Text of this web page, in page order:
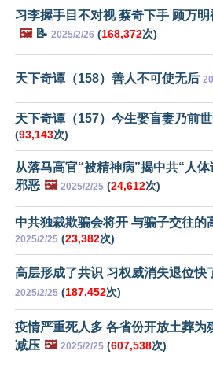
习李握手目不对视 蔡奇下手 顾万明
🖼️📝 2025/2/26 (168,372次)
天下奇谭（158）善人不可使无后
天下奇谭（157）今生娶盲妻乃前
(93,143次)
从落马高官“被精神病”揭中共“人体
邪恶 🖼️ 2025/2/25 (24,612次)
中共独裁欺骗会将开 与骗子交往的
2025/2/25 (23,382次)
高层形成了共识 习权威消失退位快
2025/2/25 (187,452次)
疫情严重死人多 各省份开放土葬为
减压 🖼️ 2025/2/25 (607,538次)